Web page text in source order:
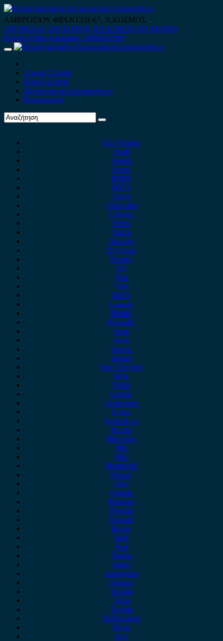
Skip
to
content
ΑΜΒΡΟΣΙΟΥ ΦΡΑΝΤΖΗ 67, Ν.ΚΟΣΜΟΣ
210 9012444 210 9239148 210 9238158 210 9026839
Κινητό-Viber-whatsapp : 6980507900
Primary
Αρχική Σελίδα
Ποιοί είμαστε
Ανταλλακτικά Αυτοκινήτων
Επικοινωνία
Alfa Romeo
Audi
Austin
Acura
BMW
BYD
Chery
Chevrolet
Citroen
Cupra
Dacia
Daewoo
Daihatsu
Dodge
DS
Fiat
Ford
Geely
Gonow
Honda
Hyundai
Isuzu
iveco
Jaecoo
Jaguar
Jeep Chrysler
KIA
Lada
Lancia
Leapmotor
Lexus
Lynk & co
Mazda
Mercedes
MG
Mini
Mitsubishi
Nissan
Opel
Omoda
Peugeot
Porsche
Renault
Rover
Saab
Seat
Skoda
Smart
ssangyong
Subaru
Suzuki
Tesla
Toyota
Volkswagen
Volvo
Xev